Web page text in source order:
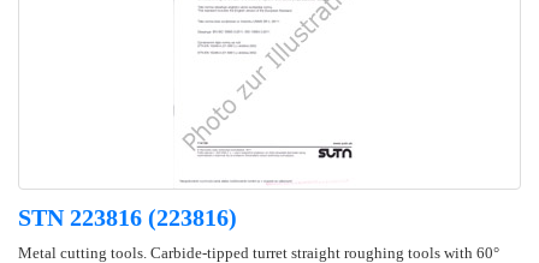
STN 223816 (223816)
Metal cutting tools. Carbide-tipped turret straight roughing tools with 60°